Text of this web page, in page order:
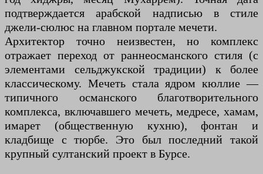
подтверждается арабской надписью в стиле
джели-сюлюс на главном портале мечети.
Архитектор точно неизвестен, но комплекс
отражает переход от раннеосманского стиля (с
элементами сельджукской традиции) к более
классическому. Мечеть стала ядром кюллие —
типичного османского благотворительного
комплекса, включавшего мечеть, медресе, хамам,
имарет (общественную кухню), фонтан и
кладбище с тюрбе. Это был последний такой
крупный султанский проект в Бурсе.